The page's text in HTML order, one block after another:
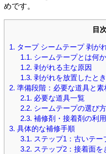
めです。
目次
1. タープ シームテープ 剥が
1.1. シームテープとは何か
1.2. 剥がれる主な原因
1.3. 剥がれを放置したと
2. 準備段階：必要な道具と素
2.1. 必要な道具一覧
2.2. シームテープの選び方
2.3. 補修剤・接着剤の利用
3. 具体的な補修手順
3.1. ステップ1：古いテー
3.2. ステップ2：接着面を